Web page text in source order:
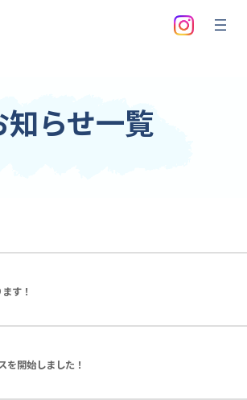
知らせ一覧
す！
を開始しました！